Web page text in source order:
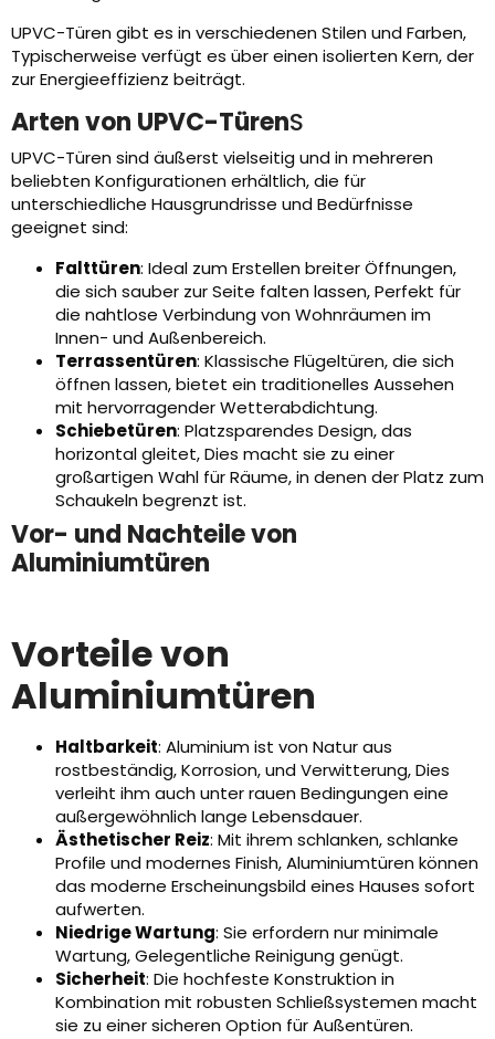
UPVC-Türen gibt es in verschiedenen Stilen und Farben,
Typischerweise verfügt es über einen isolierten Kern, der
zur Energieeffizienz beiträgt.
Arten von UPVC-TürenS
UPVC-Türen sind äußerst vielseitig und in mehreren
beliebten Konfigurationen erhältlich, die für
unterschiedliche Hausgrundrisse und Bedürfnisse
geeignet sind:
Falttüren: Ideal zum Erstellen breiter Öffnungen,
die sich sauber zur Seite falten lassen, Perfekt für
die nahtlose Verbindung von Wohnräumen im
Innen- und Außenbereich.
Terrassentüren: Klassische Flügeltüren, die sich
öffnen lassen, bietet ein traditionelles Aussehen
mit hervorragender Wetterabdichtung.
Schiebetüren: Platzsparendes Design, das
horizontal gleitet, Dies macht sie zu einer
großartigen Wahl für Räume, in denen der Platz zum
Schaukeln begrenzt ist.
Vor- und Nachteile von
Aluminiumtüren
Vorteile von
Aluminiumtüren
Haltbarkeit: Aluminium ist von Natur aus
rostbeständig, Korrosion, und Verwitterung, Dies
verleiht ihm auch unter rauen Bedingungen eine
außergewöhnlich lange Lebensdauer.
Ästhetischer Reiz: Mit ihrem schlanken, schlanke
Profile und modernes Finish, Aluminiumtüren können
das moderne Erscheinungsbild eines Hauses sofort
aufwerten.
Niedrige Wartung: Sie erfordern nur minimale
Wartung, Gelegentliche Reinigung genügt.
Sicherheit: Die hochfeste Konstruktion in
Kombination mit robusten Schließsystemen macht
sie zu einer sicheren Option für Außentüren.